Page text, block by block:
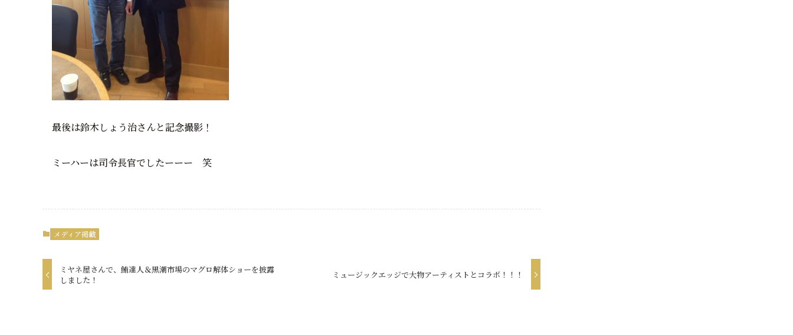
最後は鈴木しょう治さんと記念撮影！
ミーハーは司令長官でしたーーー 笑
メディア掲載
ミヤネ屋さんで、鮪達人＆黒潮市場のマグロ解体ショーを披露
しました！
ミュージックエッジで大物アーティストとコラボ！！！